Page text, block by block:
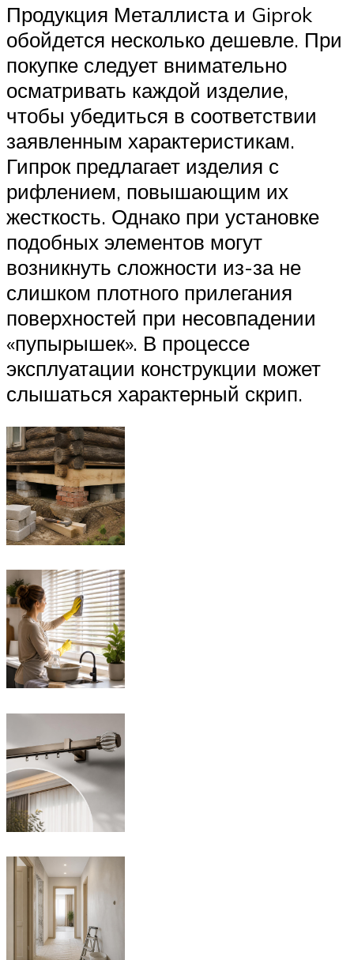
Продукция Металлиста и Giprok
обойдется несколько дешевле. При
покупке следует внимательно
осматривать каждой изделие,
чтобы убедиться в соответствии
заявленным характеристикам.
Гипрок предлагает изделия с
рифлением, повышающим их
жесткость. Однако при установке
подобных элементов могут
возникнуть сложности из-за не
слишком плотного прилегания
поверхностей при несовпадении
«пупырышек». В процессе
эксплуатации конструкции может
слышаться характерный скрип.